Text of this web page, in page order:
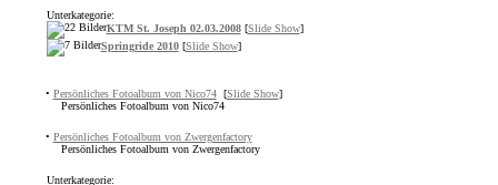
Unterkategorie:
KTM St. Joseph 02.03.2008[Slide Show]
Springride 2010[Slide Show]
• Persönliches Fotoalbum von Nico74 [Slide Show]
Persönliches Fotoalbum von Nico74
• Persönliches Fotoalbum von Zwergenfactory
Persönliches Fotoalbum von Zwergenfactory
Unterkategorie: